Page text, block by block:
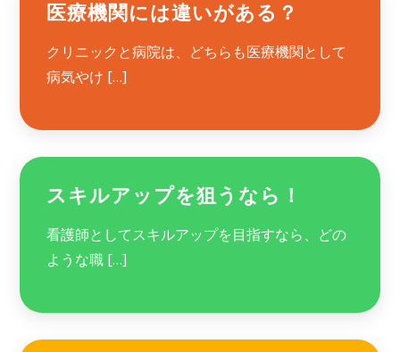
医療機関には違いがある？
クリニックと病院は、どちらも医療機関として
病気やけ […]
スキルアップを狙うなら！
看護師としてスキルアップを目指すなら、どの
ような職 […]